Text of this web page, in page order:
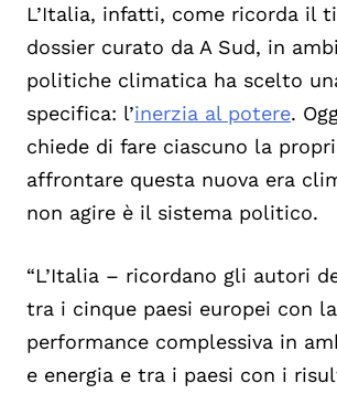
L’Italia, infatti, come ricorda il
dossier curato da A Sud, in
politiche climatica ha scelto
specifica: l’inerzia al potere.
chiede di fare ciascuno la
affrontare questa nuova era
non agire è il sistema politico.
“L’Italia – ricordano gli autori
tra i cinque paesi europei con
performance complessiva in
e energia e tra i paesi con i